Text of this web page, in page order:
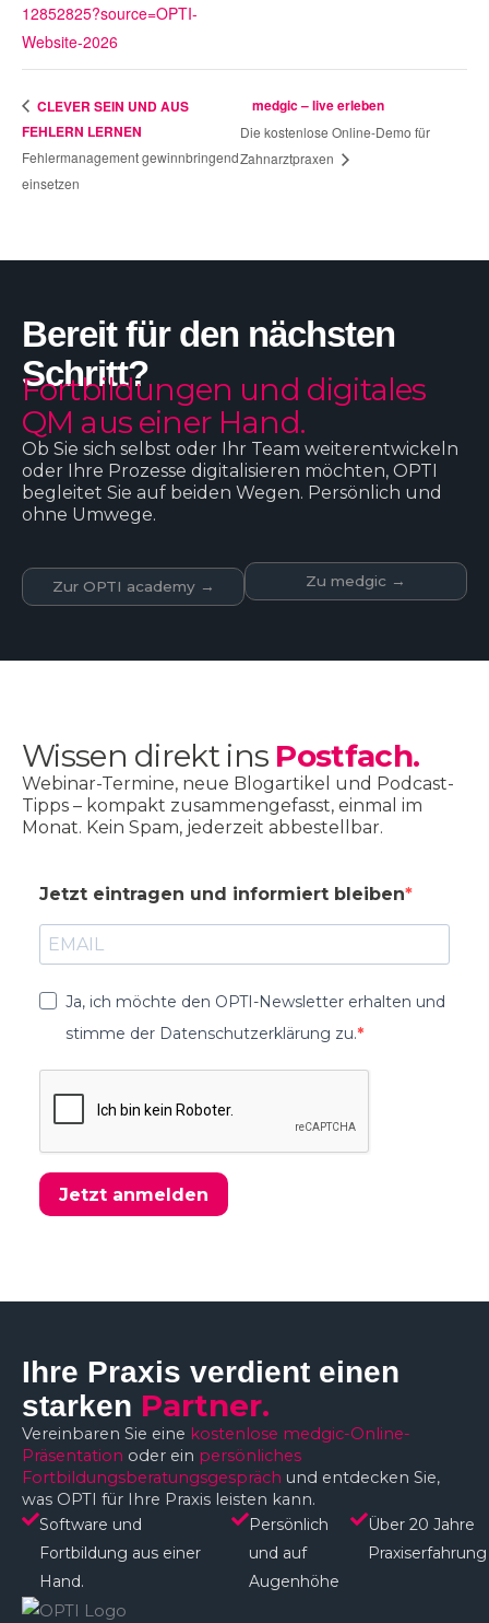
12852825?source=OPTI-
Website-2026
CLEVER SEIN UND AUS
FEHLERN LERNEN
Fehlermanagement gewinnbringend
einsetzen
medgic – live erleben
Die kostenlose Online-Demo für
Zahnarztpraxen
Bereit für den nächsten
Schritt?
Fortbildungen und digitales
QM aus einer Hand.
Ob Sie sich selbst oder Ihr Team weiterentwickeln
oder Ihre Prozesse digitalisieren möchten, OPTI
begleitet Sie auf beiden Wegen. Persönlich und
ohne Umwege.
Zur OPTI academy → Zu medgic →
Wissen direkt ins Postfach.
Webinar-Termine, neue Blogartikel und Podcast-
Tipps – kompakt zusammengefasst, einmal im
Monat. Kein Spam, jederzeit abbestellbar.
Jetzt eintragen und informiert bleiben
Ja, ich möchte den OPTI-Newsletter erhalten und
stimme der Datenschutzerklärung zu.
Jetzt anmelden
Ihre Praxis verdient einen
starken Partner.
Vereinbaren Sie eine kostenlose medgic-Online-
Präsentation oder ein persönliches
Fortbildungsberatungsgespräch und entdecken Sie,
was OPTI für Ihre Praxis leisten kann.
Software und
Fortbildung aus einer
Hand.
Persönlich
und auf
Augenhöhe​
Über 20 Jahre
Praxiserfahrung